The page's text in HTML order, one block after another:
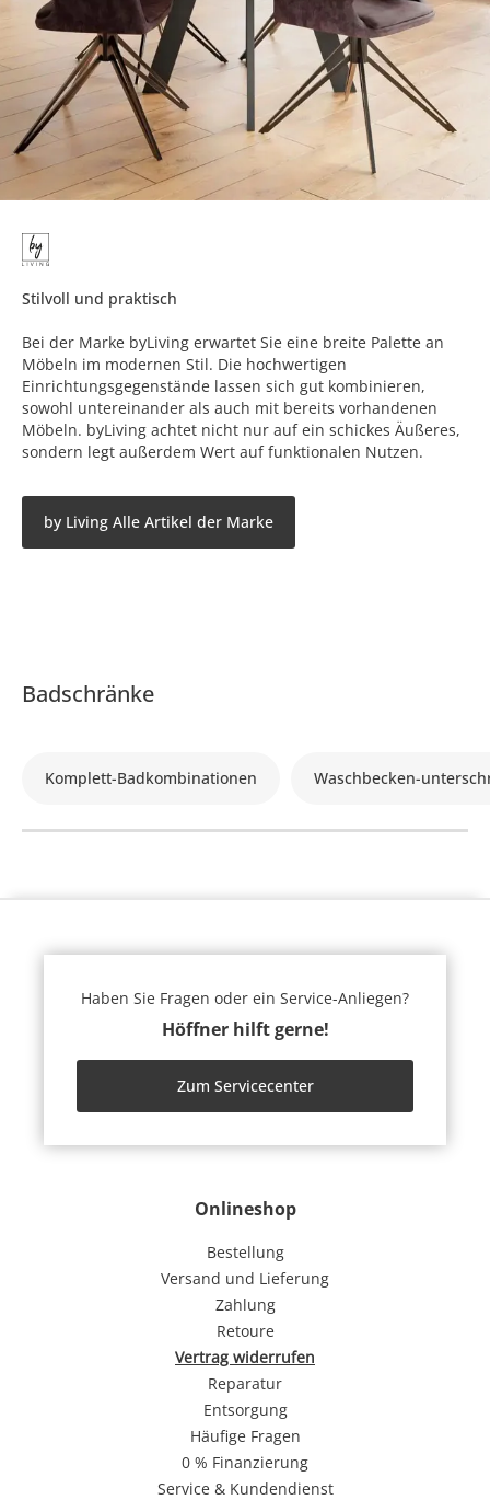
Stilvoll und praktisch
Bei der Marke byLiving erwartet Sie eine breite Palette an
Möbeln im modernen Stil. Die hochwertigen
Einrichtungsgegenstände lassen sich gut kombinieren,
sowohl untereinander als auch mit bereits vorhandenen
Möbeln. byLiving achtet nicht nur auf ein schickes Äußeres,
sondern legt außerdem Wert auf funktionalen Nutzen.
by Living Alle Artikel der Marke
Badschränke
Komplett-Badkombinationen Waschbecken-
Onlineshop
Bestellung
Versand und Lieferung
Zahlung
Retoure
Vertrag widerrufen
Reparatur
Entsorgung
Häufige Fragen
0 % Finanzierung
Service & Kundendienst
Haben Sie Fragen oder ein Service-Anliegen?
Höffner hilft gerne!
Zum Servicecenter